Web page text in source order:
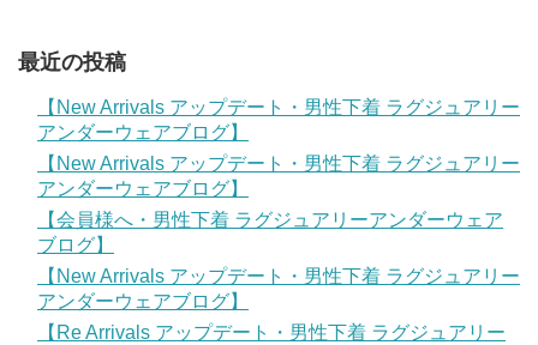
最近の投稿
【New Arrivals アップデート・男性下着 ラグジュアリー
アンダーウェアブログ】
【New Arrivals アップデート・男性下着 ラグジュアリー
アンダーウェアブログ】
【会員様へ・男性下着 ラグジュアリーアンダーウェア
ブログ】
【New Arrivals アップデート・男性下着 ラグジュアリー
アンダーウェアブログ】
【Re Arrivals アップデート・男性下着 ラグジュアリー